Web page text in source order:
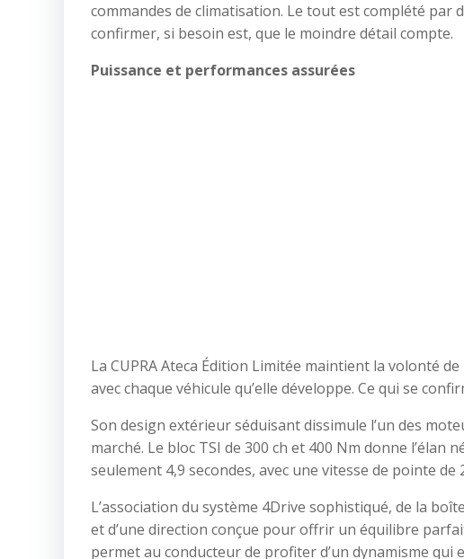
commandes de climatisation. Le tout est complété par
confirmer, si besoin est, que le moindre détail compte.
Puissance et performances assurées
La CUPRA Ateca Édition Limitée maintient la volonté
avec chaque véhicule qu’elle développe. Ce qui se
Son design extérieur séduisant dissimule l’un des
marché. Le bloc TSI de 300 ch et 400 Nm donne
seulement 4,9 secondes, avec une vitesse de pointe de
L’association du système 4Drive sophistiqué, de la
et d’une direction conçue pour offrir un équilibre
permet au conducteur de profiter d’un dynamisme